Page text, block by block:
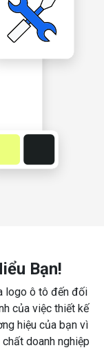
Bạn!
logo ô tô đến đối
của việc thiết kế
hiệu của bạn vì
doanh nghiệp